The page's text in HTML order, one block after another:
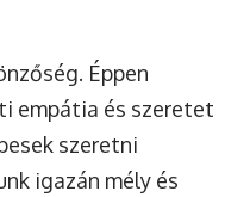
Éppen
empátia és szeretet
szeretni
igazán mély és